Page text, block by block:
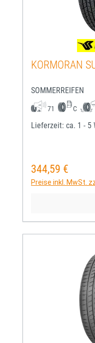
KORMORAN
SOMMERREIFEN
71 C
Lieferzeit: ca. 1 - 5
Regulärer Preis:
344,59 €
Preise inkl. MwSt.